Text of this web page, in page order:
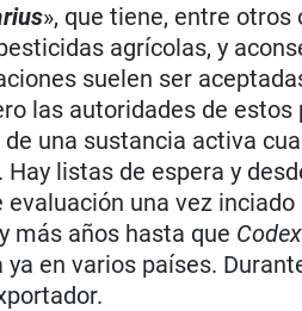
», que tiene, entre
agrícolas, y
suelen ser
las autoridades de
de una sustancia activa
listas de espera y
una vez
más años hasta que Codex
en varios países.